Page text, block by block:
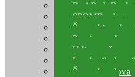
Rod Pod,
SPOMB rakete,
Šaranski
Pernice za
Udice za šarana,
Izrada
Šaranska olova